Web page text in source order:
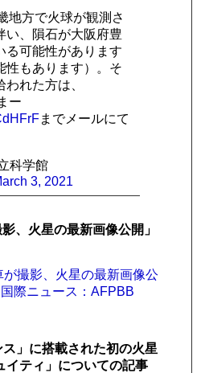
地方で火球が観測さ
い、隕石が大阪府豊
る可能性があります
性もあります）。そ
れた方は、
ー
までメールにて
科学館
3, 2021
、火星の最新画像公開」
が撮影、火星の最新画像公
ニュース：AFPBB
ス」に搭載された初の火星
イティ」についての記事